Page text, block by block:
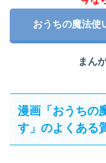
おうちの魔法使
まん
漫画「おうちの
す」のよくある